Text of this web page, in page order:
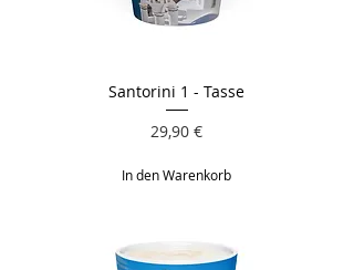
Santorini 1 - Tasse
Preis
29,90 €
In den Warenkorb